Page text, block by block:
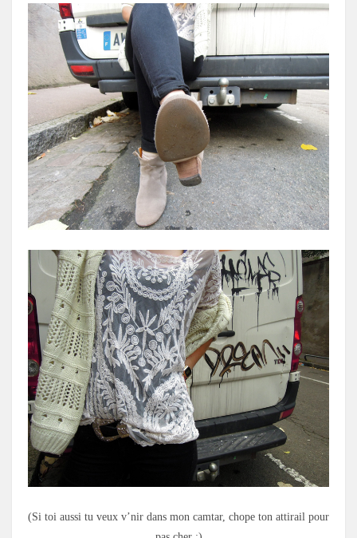
(Si toi aussi tu veux v’nir dans mon camtar, chope ton attirail pour